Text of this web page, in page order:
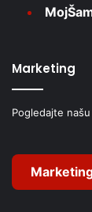
Marketing
Pogledajte